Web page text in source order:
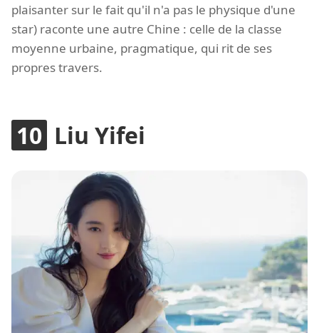
plaisanter sur le fait qu'il n'a pas le physique d'une
star) raconte une autre Chine : celle de la classe
moyenne urbaine, pragmatique, qui rit de ses
propres travers.
Liu Yifei